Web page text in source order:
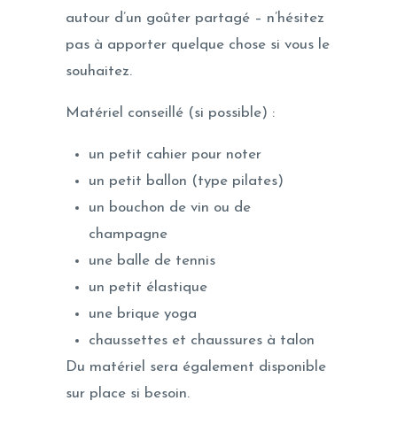
autour d’un goûter partagé – n’hésitez
pas à apporter quelque chose si vous le
souhaitez.
Matériel conseillé (si possible) :
un petit cahier pour noter
un petit ballon (type pilates)
un bouchon de vin ou de
champagne
une balle de tennis
un petit élastique
une brique yoga
chaussettes et chaussures à talon
Du matériel sera également disponible
sur place si besoin.